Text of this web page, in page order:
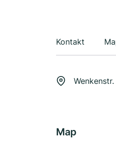
Kontakt
Map